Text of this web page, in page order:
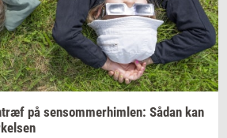
på sen­som­mer­him­len: Sådan kan